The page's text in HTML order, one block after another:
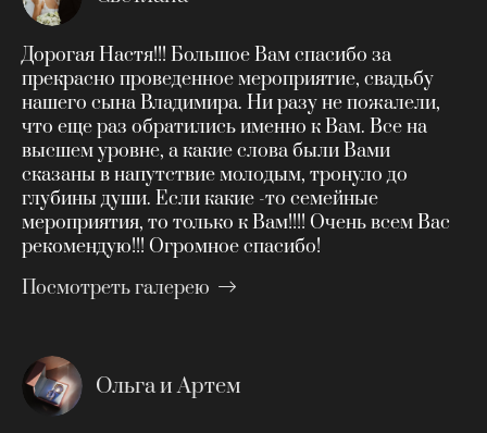
Дорогая Настя!!! Большое Вам спасибо за
прекрасно проведенное мероприятие, свадьбу
нашего сына Владимира. Ни разу не пожалели,
что еще раз обратились именно к Вам. Все на
высшем уровне, а какие слова были Вами
сказаны в напутствие молодым, тронуло до
глубины души. Если какие -то семейные
мероприятия, то только к Вам!!!! Очень всем Вас
рекомендую!!! Огромное спасибо!
Посмотреть галерею
Ольга и Артем